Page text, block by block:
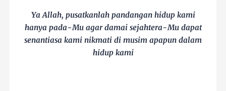
Ya Allah, pusatkanlah pandangan hidup kami
hanya pada-Mu agar damai sejahtera-Mu dapat
senantiasa kami nikmati di musim apapun dalam
hidup kami